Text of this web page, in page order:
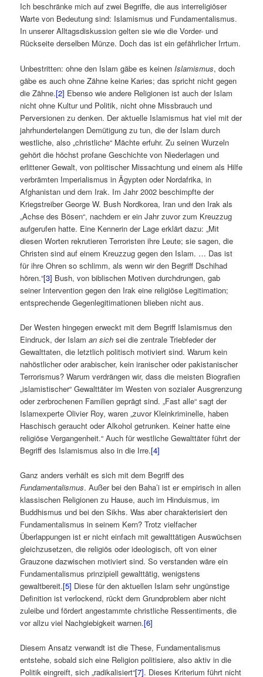
Ich beschränke mich auf zwei Begriffe, die aus interreligiöser
Warte von Bedeutung sind: Islamismus und Fundamentalismus.
In unserer Alltagsdiskussion gelten sie wie die Vorder- und
Rückseite derselben Münze. Doch das ist ein gefährlicher Irrtum.
Unbestritten: ohne den Islam gäbe es keinen Islamismus, doch
gäbe es auch ohne Zähne keine Karies; das spricht nicht gegen
die Zähne.[2] Ebenso wie andere Religionen ist auch der Islam
nicht ohne Kultur und Politik, nicht ohne Missbrauch und
Perversionen zu denken. Der aktuelle Islamismus hat viel mit der
jahrhundertelangen Demütigung zu tun, die der Islam durch
westliche, also „christliche“ Mächte erfuhr. Zu seinen Wurzeln
gehört die höchst profane Geschichte von Niederlagen und
erlittener Gewalt, von politischer Missachtung und einem als Hilfe
verbrämten Imperialismus in Ägypten oder Nordafrika, in
Afghanistan und dem Irak. Im Jahr 2002 beschimpfte der
Kriegstreiber George W. Bush Nordkorea, Iran und den Irak als
„Achse des Bösen“, nachdem er ein Jahr zuvor zum Kreuzzug
aufgerufen hatte. Eine Kennerin der Lage erklärt dazu: „Mit
diesen Worten rekrutieren Terroristen ihre Leute; sie sagen, die
Christen sind auf einem Kreuzzug gegen den Islam. … Das ist
für ihre Ohren so schlimm, als wenn wir den Begriff Dschihad
hören.“[3] Bush, von biblischen Motiven durchdrungen, gab
seiner Intervention gegen den Irak eine religiöse Legitimation;
entsprechende Gegenlegitimationen blieben nicht aus.
Der Westen hingegen erweckt mit dem Begriff Islamismus den
Eindruck, der Islaman sich sei die zentrale Triebfeder der
Gewalttaten, die letztlich politisch motiviert sind. Warum kein
nahöstlicher oder arabischer, kein iranischer oder pakistanischer
Terrorismus? Warum verdrängen wir, dass die meisten Biografien
„islamistischer“ Gewalttäter im Westen von sozialer Ausgrenzung
oder zerbrochenen Familien geprägt sind. „Fast alle“ sagt der
Islamexperte Olivier Roy, waren „zuvor Kleinkriminelle, haben
Haschisch geraucht oder Alkohol getrunken. Keiner hatte eine
religiöse Vergangenheit.“ Auch für westliche Gewalttäter führt der
Begriff des Islamismus also in die Irre.[4]
Ganz anders verhält es sich mit dem Begriff des
Fundamentalismus. Außer bei den Baha’i ist er empirisch in allen
klassischen Religionen zu Hause, auch im Hinduismus, im
Buddhismus und bei den Sikhs. Was aber charakterisiert den
Fundamentalismus in seinem Kern? Trotz vielfacher
Überlappungen ist er nicht einfach mit gewalttätigen Auswüchsen
gleichzusetzen, die religiös oder ideologisch, oft von einer
Grauzone dazwischen motiviert sind. So verstanden wäre ein
Fundamentalismus prinzipiell gewalttätig, wenigstens
gewaltbereit.[5] Diese für den aktuellen Islam sehr ungünstige
Definition ist verlockend, rückt dem Grundproblem aber nicht
zuleibe und fördert angestammte christliche Ressentiments, die
vor allzu viel Nachgiebigkeit warnen.[6]
Diesem Ansatz verwandt ist die These, Fundamentalismus
entstehe, sobald sich eine Religion politisiere, also aktiv in die
Politik eingreift, sich „radikalisiert“[7]. Dieses Kriterium führt nicht